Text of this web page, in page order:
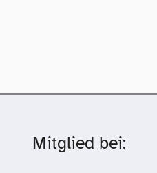
Mitglied bei: